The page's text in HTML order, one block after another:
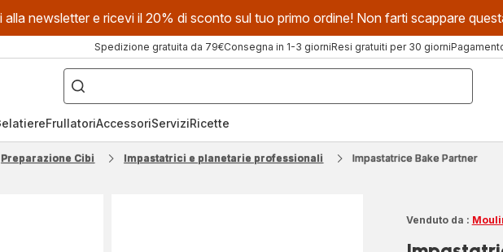
alla newsletter e ricevi il 20% di sconto sul tuo primo ordine! Non farti scappare
Spedizione gratuita da 79€Consegna in 1-3 giorniResi gratuiti per 30 giorni
Cosa
stai
cercando?
FrullatoriAccessoriServiziRicette
Preparazione Cibi Impastatrici e planetarie professionali Impastatrice Bake Partner
Venduto da :